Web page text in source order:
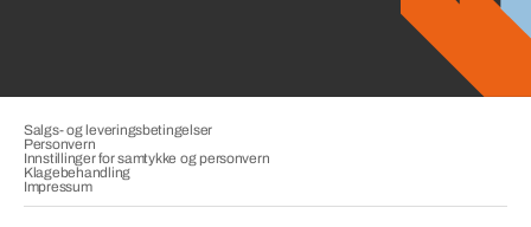
Salgs- og leveringsbetingelser
Personvern
Innstillinger for samtykke og personvern
Klagebehandling
Impressum